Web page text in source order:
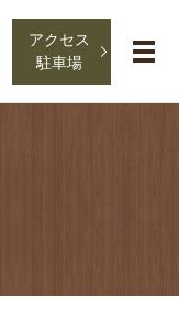
アクセス
駐車場
メ